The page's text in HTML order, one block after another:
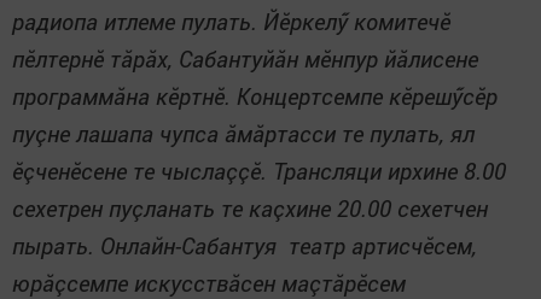
радиопа итлеме пулать. Йӗркелӳ комитечӗ
пӗлтернӗ тăрăх, Сабантуйăн мӗнпур йăлисене
программăна кӗртнӗ. Концертсемпе кӗрешӳсӗр
пуçне лашапа чупса ăмăртасси те пулать, ял
ӗçченӗсене те чыслаççӗ. Трансляци ирхине 8.00
сехетрен пуçланать те каçхине 20.00 сехетчен
пырать. Онлайн-Сабантуя театр артисчӗсем,
юрăçсемпе искусствăсен маçтăрӗсем